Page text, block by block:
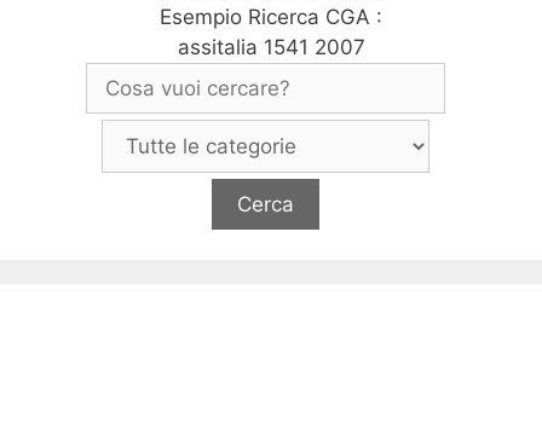
Esempio Ricerca CGA :
assitalia 1541 2007